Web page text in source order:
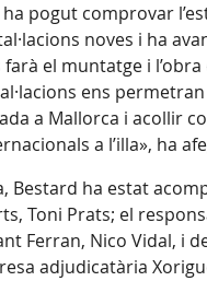
pogut comprovar
noves i ha
farà el muntatge i
ens
a Mallorca i acollir
a l’illa», ha
Bestard ha estat
Toni Prats; el
Ferran, Nico Vidal, i
adjudicatària